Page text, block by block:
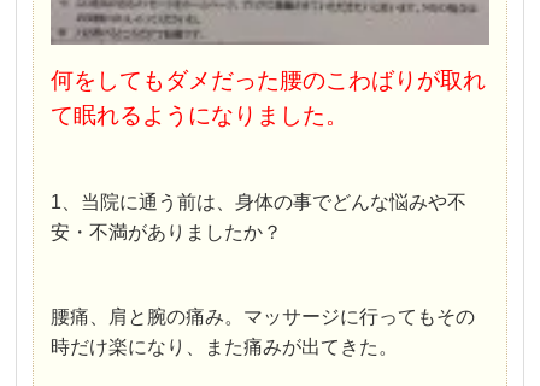
何をしてもダメだった腰のこわばりが取れ
て眠れるようになりました。
1、当院に通う前は、身体の事でどんな悩みや不
安・不満がありましたか？
腰痛、肩と腕の痛み。マッサージに行ってもその
時だけ楽になり、また痛みが出てきた。